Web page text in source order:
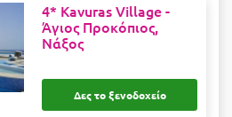
4* Kavuras Village -
Άγιος Προκόπιος,
Νάξος
Δες το ξενοδοχείο